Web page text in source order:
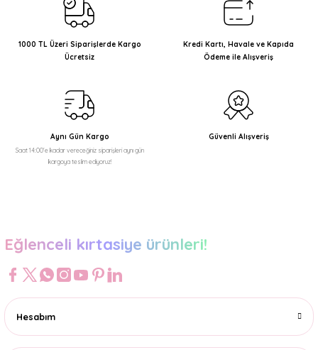
Ürün resmi kalitesiz, bozuk veya görüntülenemiyor.
Ürün açıklamasında eksik bilgiler bulunuyor.
Ürün bilgilerinde hatalar bulunuyor.
Bu ürüne benzer farklı alternatifler olmalı.
1000 TL Üzeri Siparişlerde Kargo
Ücretsiz
Kredi Kartı, Havale ve Kapıda
Ödeme ile Alışveriş
Aynı Gün Kargo
Saat 14:00'e kadar vereceğiniz siparişleri aynı gün
kargoya teslim ediyoruz!
Güvenli Alışveriş
Eğlenceli kırtasiye ürünleri!
Hesabım